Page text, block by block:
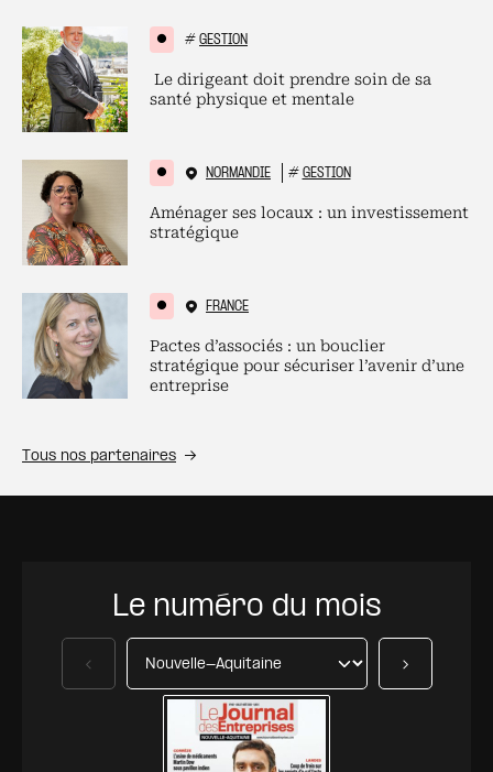
# GESTION
Le dirigeant doit prendre soin de sa
santé physique et mentale
NORMANDIE # GESTION
Aménager ses locaux : un investissement
stratégique
FRANCE
Pactes d’associés : un bouclier
stratégique pour sécuriser l’avenir d’une
entreprise
Tous nos partenaires
Le numéro du mois
Précédent Suivant